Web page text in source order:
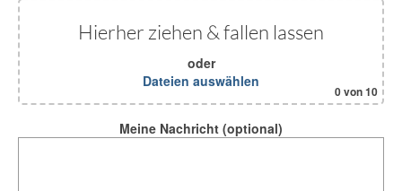
Hierher ziehen & fallen lassen
oder
Dateien auswählen
0von 10
Meine Nachricht (optional)